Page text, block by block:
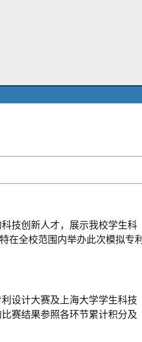
技创新人才，展示我校学生科
在全校范围内举办此次模拟专利
设计大赛及上海大学学生科技
赛结果参照各环节累计积分及